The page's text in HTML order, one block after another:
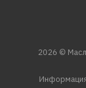
2026 ©